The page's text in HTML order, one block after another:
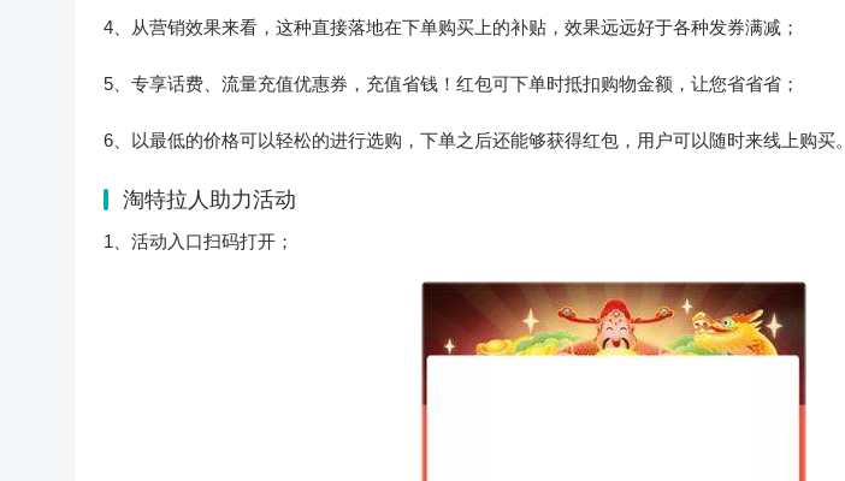
4、从营销效果来看，这种直接落地在下单购买上的补贴，效果远远好于各种发券满减；
5、专享话费、流量充值优惠券，充值省钱！红包可下单时抵扣购物金额，让您省省省；
6、以最低的价格可以轻松的进行选购，下单之后还能够获得红包，用户可以随时来线上购买。
淘特拉人助力活动
1、活动入口扫码打开；